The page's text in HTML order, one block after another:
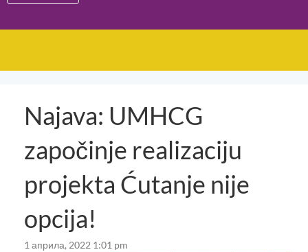
Najava: UMHCG
započinje realizaciju
projekta Ćutanje nije
opcija!
1 априла, 2022 1:01 pm